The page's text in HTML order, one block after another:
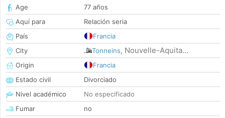
Age
77 años
Aquí para
Relación seria
País
Francia
City
Tonneins, Nouvelle-Aquita...
Origin
Francia
Estado civil
Divorciado
Nivel académico
No especificado
Fumar
no